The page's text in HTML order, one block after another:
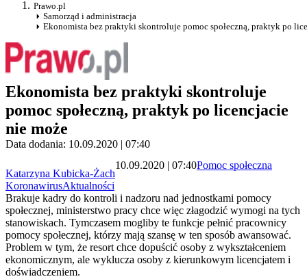
Prawo.pl
Samorząd i administracja
Ekonomista bez praktyki skontroluje pomoc społeczną, praktyk po
Ekonomista bez praktyki skontroluje
pomoc społeczną, praktyk po licencjacie
nie może
Data dodania: 10.09.2020 | 07:40
Katarzyna Kubicka-Żach
10.09.2020 | 07:40Pomoc społeczna
KoronawirusAktualności
Brakuje kadry do kontroli i nadzoru nad jednostkami pomocy
społecznej, ministerstwo pracy chce więc złagodzić wymogi na tych
stanowiskach. Tymczasem mogliby te funkcje pełnić pracownicy
pomocy społecznej, którzy mają szansę w ten sposób awansować.
Problem w tym, że resort chce dopuścić osoby z wykształceniem
ekonomicznym, ale wyklucza osoby z kierunkowym licencjatem i
doświadczeniem.